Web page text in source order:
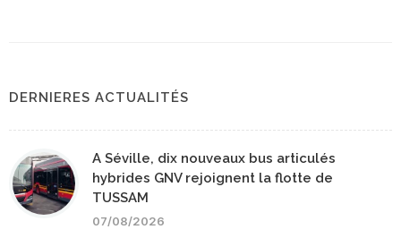
DERNIERES ACTUALITÉS
A Séville, dix nouveaux bus articulés
hybrides GNV rejoignent la flotte de
TUSSAM
07/08/2026